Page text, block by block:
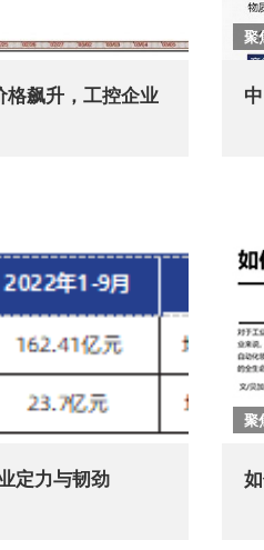
飙升，工控企业
聚
定力与韧劲
聚